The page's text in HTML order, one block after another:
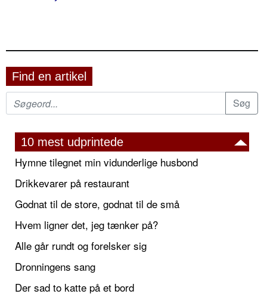
Find en artikel
10 mest udprintede
Hymne tilegnet min vidunderlige husbond
Drikkevarer på restaurant
Godnat til de store, godnat til de små
Hvem ligner det, jeg tænker på?
Alle går rundt og forelsker sig
Dronningens sang
Der sad to katte på et bord